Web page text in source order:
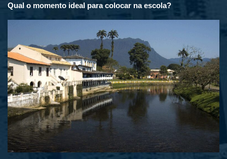
Qual o momento ideal para colocar na escola?